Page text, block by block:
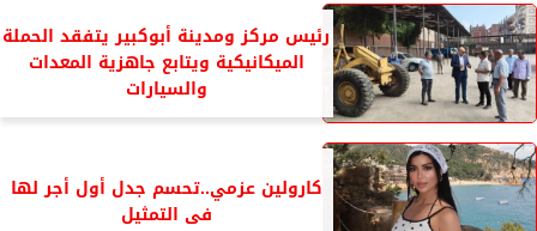
رئيس مركز ومدينة أبوكبير يتفقد الحملة
الميكانيكية ويتابع جاهزية المعدات
والسيارات
كارولين عزمي..تحسم جدل أول أجر لها
فى التمثيل